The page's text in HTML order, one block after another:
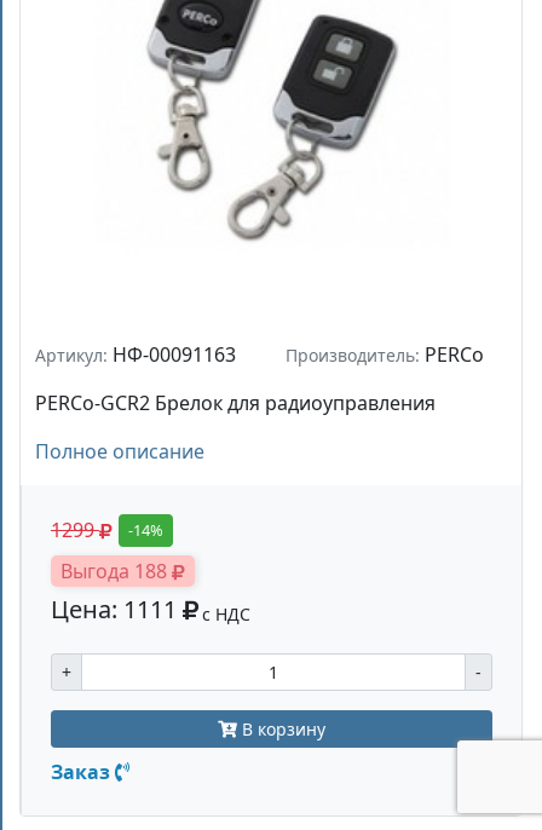
Артикул: НФ-00091163 Производитель: PERCo
PERCo-GCR2 Брелок для радиоуправления
Полное описание
1299 -14%
Выгода 188
Цена: 1111 с НДС
+ -
В корзину
Заказ